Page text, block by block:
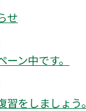
せ
ン中です。
をしましょう。